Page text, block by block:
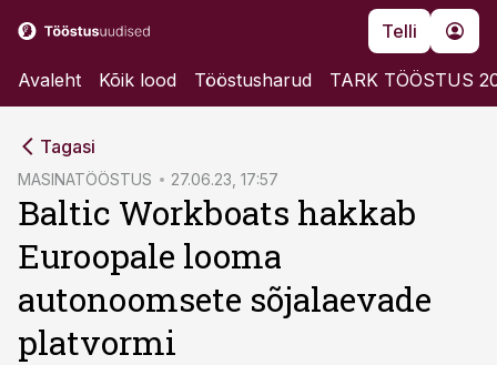
Telli
Avaleht Kõik lood Tööstusharud TARK TÖÖSTUS
Tagasi
MASINATÖÖSTUS 27.06.23, 17:57
Baltic Workboats hakkab
Euroopale looma
autonoomsete sõjalaevade
platvormi